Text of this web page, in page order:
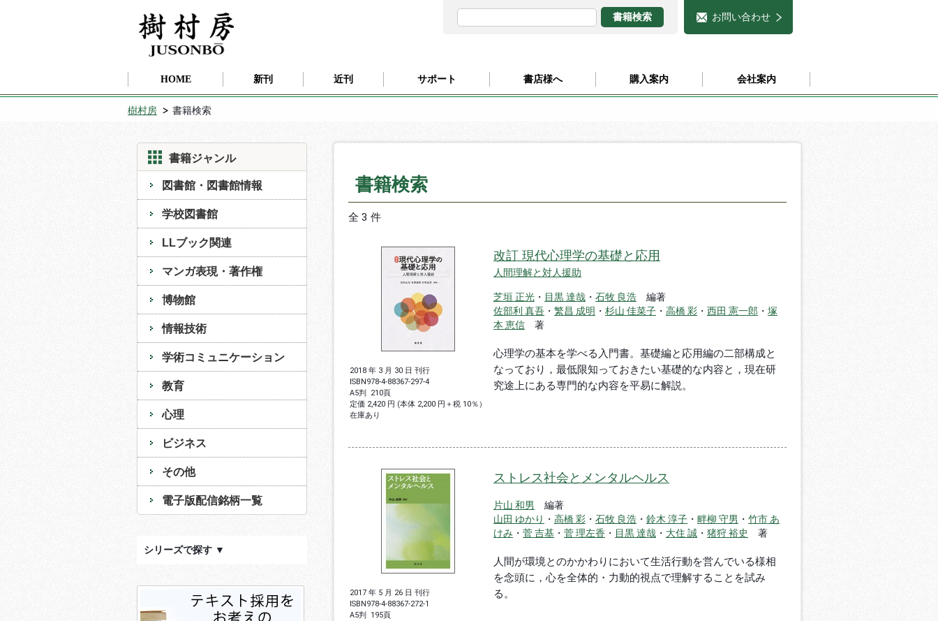
お問い合わせ
HOME 新刊 近刊 サポート 書店様へ 購入案内 会社案内
樹村房 書籍検索
書籍ジャンル
図書館・図書館情報
学校図書館
LLブック関連
マンガ表現・著作権
博物館
情報技術
学術コミュニケーション
教育
心理
ビジネス
その他
電子版配信銘柄一覧
シリーズで探す ▼
書籍検索
全 3 件
2018 年 3 月 30 日 刊行
ISBN978-4-88367-297-4
A5判 210頁
定価 2,420 円 (本体 2,200 円＋税 10％）
在庫あり
改訂 現代心理学の基礎と応用
人間理解と対人援助
芝垣 正光 ・ 目黒 達哉 ・ 石牧 良浩 編著
佐部利 真吾 ・ 繁昌 成明 ・ 杉山 佳菜子 ・ 高橋 彩 ・ 西田 憲一郎 ・ 塚
本 恵信 著
心理学の基本を学べる入門書。基礎編と応用編の二部構成と
なっており，最低限知っておきたい基礎的な内容と，現在研
究途上にある専門的な内容を平易に解説。
2017 年 5 月 26 日 刊行
ISBN978-4-88367-272-1
A5判 195頁
ストレス社会とメンタルヘルス
片山 和男
編著
山田 ゆかり ・ 高橋 彩 ・ 石牧 良浩 ・ 鈴木 淳子 ・ 畔柳 守男 ・ 竹市 あ
けみ ・ 菅 吉基 ・ 菅 理左香 ・ 目黒 達哉 ・ 大住 誠 ・ 猪狩 裕史 著
人間が環境とのかかわりにおいて生活行動を営んでいる様相
を念頭に，心を全体的・力動的視点で理解することを試み
る。